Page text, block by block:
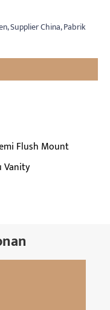
Supplier China, Pabrik
Flush Mount
Vanity